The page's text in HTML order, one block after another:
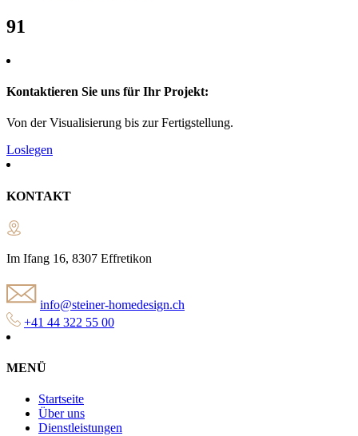
91
Kontaktieren Sie uns für Ihr Projekt:
Von der Visualisierung bis zur Fertigstellung.
Loslegen
KONTAKT
Im Ifang 16, 8307 Effretikon
info@steiner-homedesign.ch
+41 44 322 55 00
MENÜ
Startseite
Über uns
Dienstleistungen